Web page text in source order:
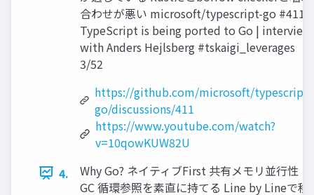
合わせが悪い microsoft/typescript-go #411 /
TypeScript is being ported to Go | interview
with Anders Hejlsberg #tskaigi_leverages
3/52
https://github.com/microsoft/typescript-
go/discussions/411
https://www.youtube.com/watch?
v=10qowKUW82U
4.
Why Go? ネイティブFirst 共有メモリ並行性
GC 循環参照を素直に持てる Line by Lineで移